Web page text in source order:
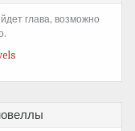
глава, возможно